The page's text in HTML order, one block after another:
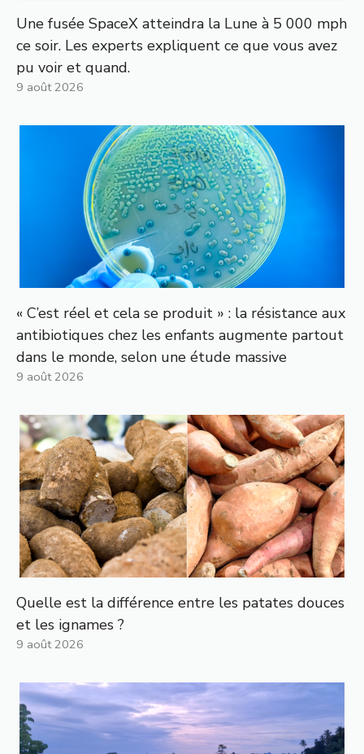
Une fusée SpaceX atteindra la Lune à 5 000 mph
ce soir. Les experts expliquent ce que vous avez
pu voir et quand.
9 août 2026
« C’est réel et cela se produit » : la résistance aux
antibiotiques chez les enfants augmente partout
dans le monde, selon une étude massive
9 août 2026
Quelle est la différence entre les patates douces
et les ignames ?
9 août 2026